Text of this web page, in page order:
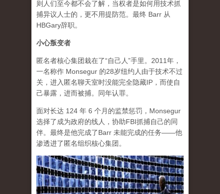
则人们至今都不会了解，当权者是如何用技术抓
捕异议人士的，更不用提防范。最终 Barr 从
HBGary辞职。
小心叛变者
匿名者核心集团栽在了“自己人”手里。2011年，
一名称作 Monsegur 的28岁纽约人由于技术不过
关，进入匿名聊天室时没能完全隐藏IP，而使自
己暴露，进而被捕。同年认罪。
面对长达 124 年 6 个月的监禁惩罚，Monsegur
选择了成为政府的线人，协助FBI抓捕自己的同
伴。最终是他完成了Barr 未能完成的任务——他
渗透进了匿名组织核心集团。